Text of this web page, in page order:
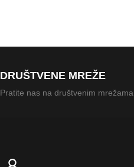
DRUŠTVENE MREŽE
Pratite nas na društvenim mrežama